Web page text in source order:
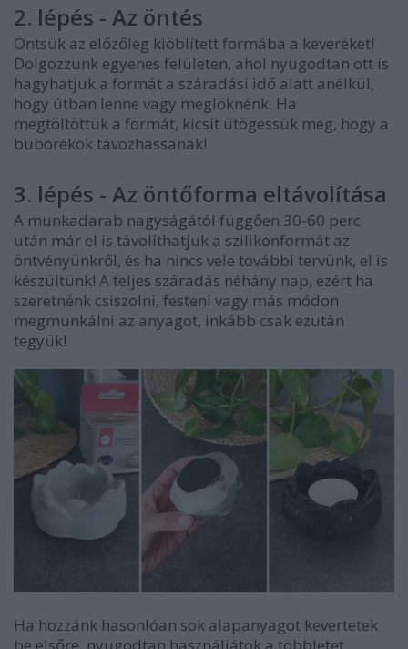
2. lépés - Az öntés
Öntsük az előzőleg kiöblített formába a keveréket!
Dolgozzunk egyenes felületen, ahol nyugodtan ott is
hagyhatjuk a formát a száradási idő alatt anélkül,
hogy útban lenne vagy meglöknénk. Ha
megtöltöttük a formát, kicsit ütögessük meg, hogy a
buborékok távozhassanak!
3. lépés - Az öntőforma eltávolítása
A munkadarab nagyságától függően 30-60 perc
után már el is távolíthatjuk a szilikonformát az
öntvényünkről, és ha nincs vele további tervünk, el is
készültünk! A teljes száradás néhány nap, ezért ha
szeretnénk csiszolni, festeni vagy más módon
megmunkálni az anyagot, inkább csak ezután
tegyük!
Ha hozzánk hasonlóan sok alapanyagot kevertetek
be elsőre, nyugodtan használjátok a többletet